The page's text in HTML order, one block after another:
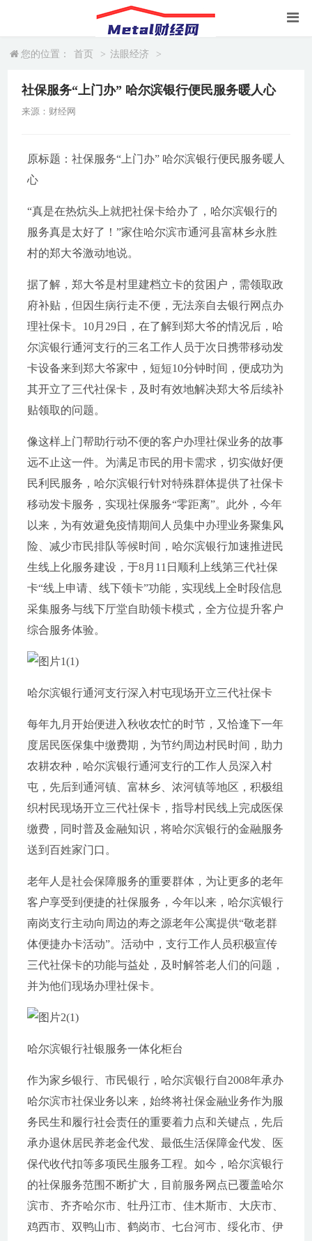
您的位置： 首页 > 法眼经济 >
社保服务“上门办” 哈尔滨银行便民服务暖人心
来源：财经网
原标题：社保服务“上门办” 哈尔滨银行便民服务暖人
心
“真是在热炕头上就把社保卡给办了，哈尔滨银行的
服务真是太好了！”家住哈尔滨市通河县富林乡永胜
村的郑大爷激动地说。
据了解，郑大爷是村里建档立卡的贫困户，需领取政
府补贴，但因生病行走不便，无法亲自去银行网点办
理社保卡。10月29日，在了解到郑大爷的情况后，哈
尔滨银行通河支行的三名工作人员于次日携带移动发
卡设备来到郑大爷家中，短短10分钟时间，便成功为
其开立了三代社保卡，及时有效地解决郑大爷后续补
贴领取的问题。
像这样上门帮助行动不便的客户办理社保业务的故事
远不止这一件。为满足市民的用卡需求，切实做好便
民利民服务，哈尔滨银行针对特殊群体提供了社保卡
移动发卡服务，实现社保服务“零距离”。此外，今年
以来，为有效避免疫情期间人员集中办理业务聚集风
险、减少市民排队等候时间，哈尔滨银行加速推进民
生线上化服务建设，于8月11日顺利上线第三代社保
卡“线上申请、线下领卡”功能，实现线上全时段信息
采集服务与线下厅堂自助领卡模式，全方位提升客户
综合服务体验。
哈尔滨银行通河支行深入村屯现场开立三代社保卡
每年九月开始便进入秋收农忙的时节，又恰逢下一年
度居民医保集中缴费期，为节约周边村民时间，助力
农耕农种，哈尔滨银行通河支行的工作人员深入村
屯，先后到通河镇、富林乡、浓河镇等地区，积极组
织村民现场开立三代社保卡，指导村民线上完成医保
缴费，同时普及金融知识，将哈尔滨银行的金融服务
送到百姓家门口。
老年人是社会保障服务的重要群体，为让更多的老年
客户享受到便捷的社保服务，今年以来，哈尔滨银行
南岗支行主动向周边的寿之源老年公寓提供“敬老群
体便捷办卡活动”。活动中，支行工作人员积极宣传
三代社保卡的功能与益处，及时解答老人们的问题，
并为他们现场办理社保卡。
哈尔滨银行社银服务一体化柜台
作为家乡银行、市民银行，哈尔滨银行自2008年承办
哈尔滨市社保业务以来，始终将社保金融业务作为服
务民生和履行社会责任的重要着力点和关键点，先后
承办退休居民养老金代发、最低生活保障金代发、医
保代收代扣等多项民生服务工程。如今，哈尔滨银行
的社保服务范围不断扩大，目前服务网点已覆盖哈尔
滨市、齐齐哈尔市、牡丹江市、佳木斯市、大庆市、
鸡西市、双鸭山市、鹤岗市、七台河市、绥化市、伊